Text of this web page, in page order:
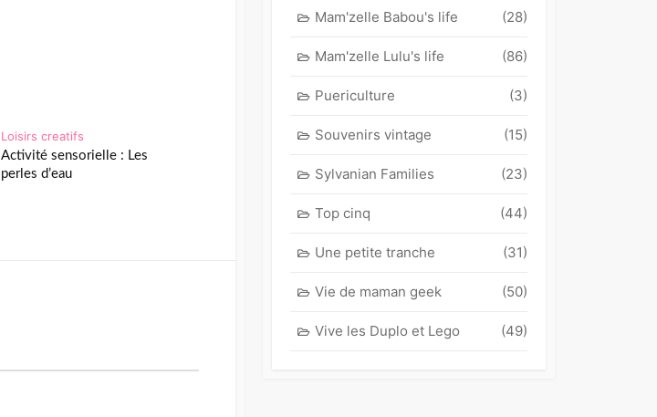
Loisirs creatifs
Activité sensorielle : Les
perles d’eau
Mam'zelle Babou's life (28)
Mam'zelle Lulu's life (86)
Puericulture (3)
Souvenirs vintage (15)
Sylvanian Families (23)
Top cinq (44)
Une petite tranche (31)
Vie de maman geek (50)
Vive les Duplo et Lego (49)